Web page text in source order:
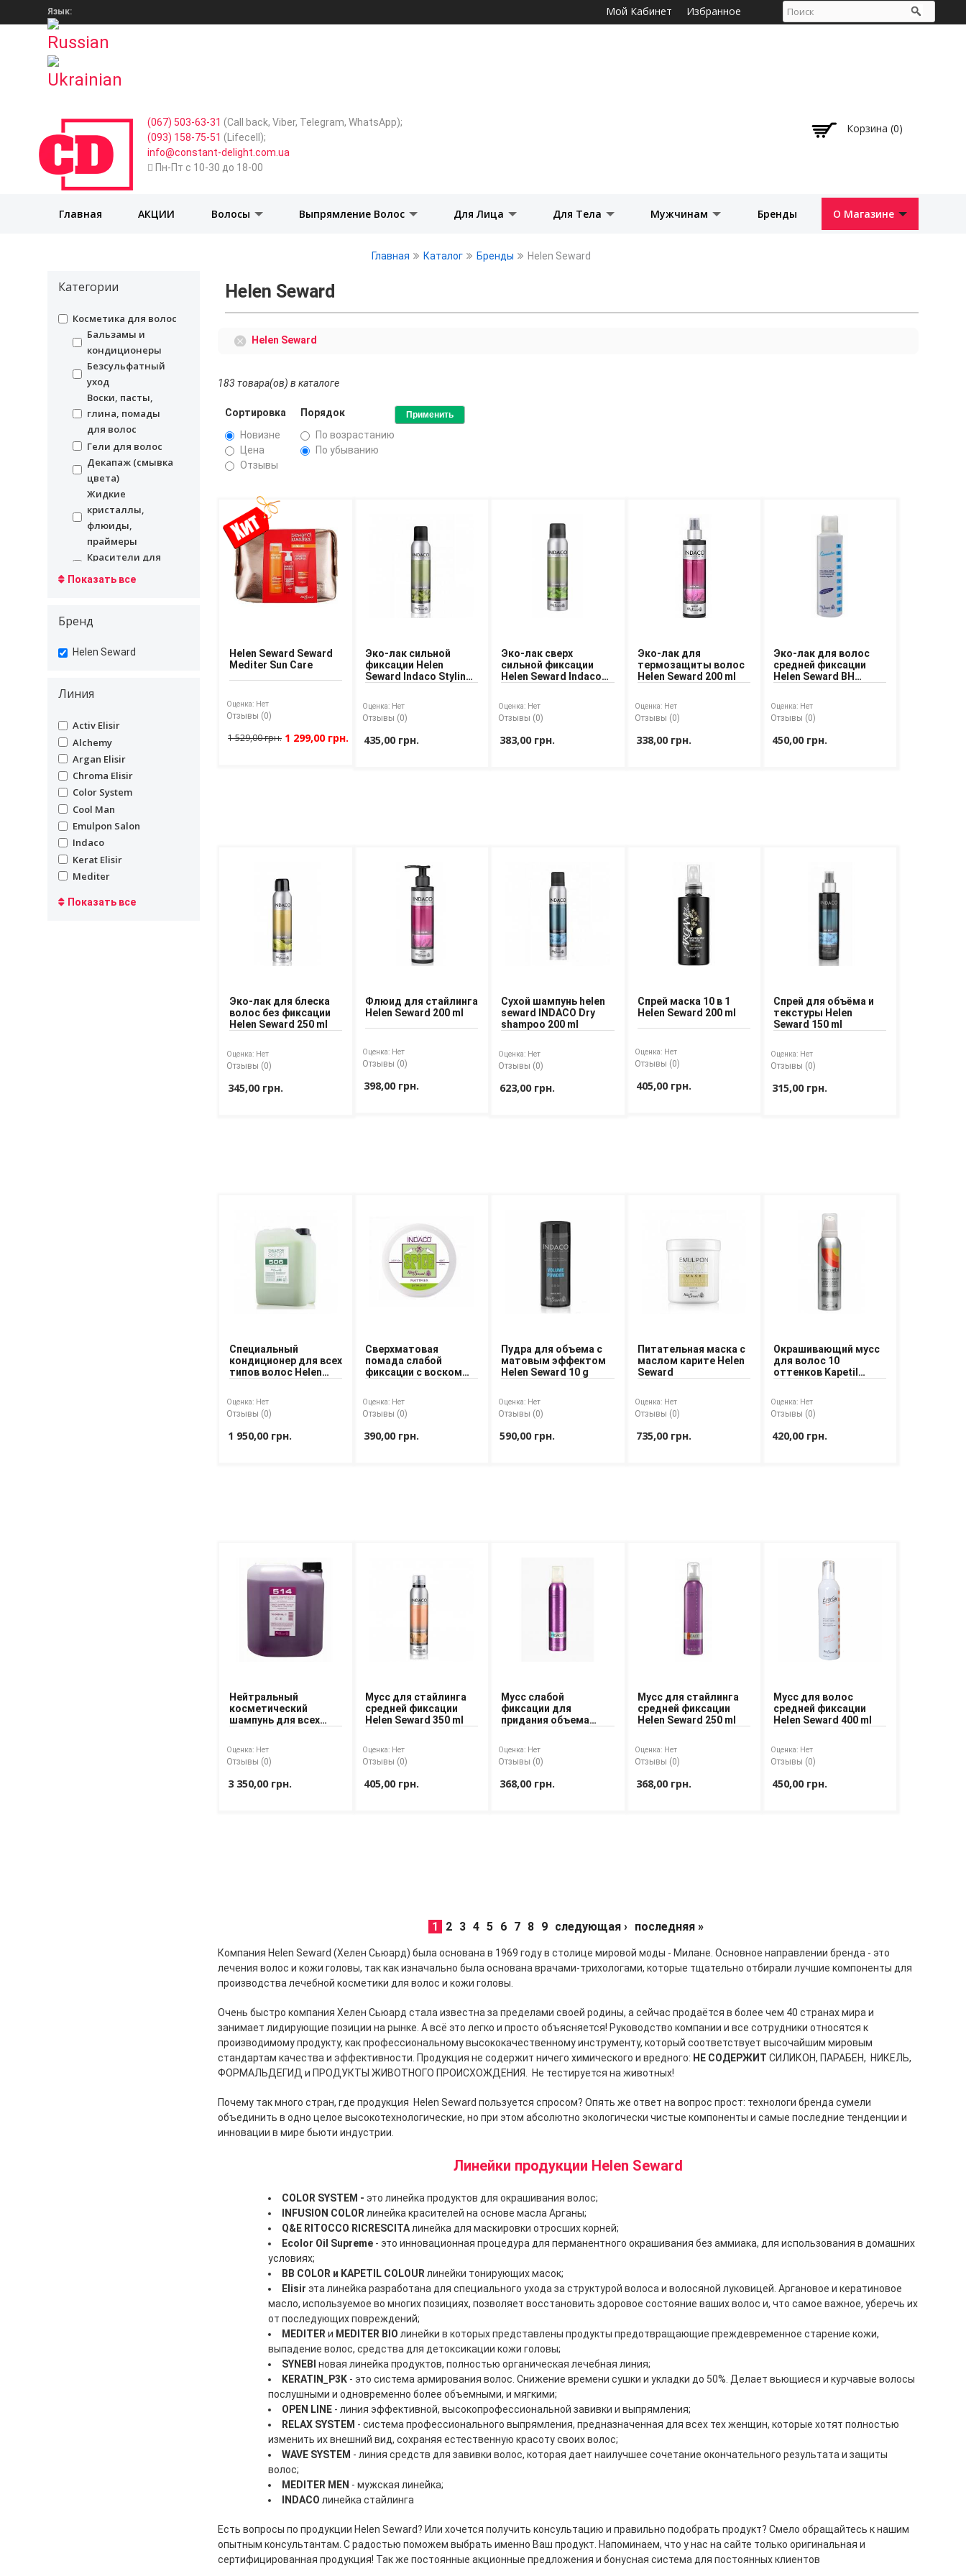
основному
Язык: Мой Кабинет Избранное
(067) 503-63-31 (Call back, Viber, Telegram, WhatsApp);
(093) 158-75-51 (Lifecell);
info@constant-delight.com.ua
Пн-Пт с 10-30 до 18-00
Корзина (0)
Главная АКЦИИ Волосы Выпрямление Волос Для Лица Для Тела Мужчинам Бренды О Магазине
Главная Каталог Бренды Helen Seward
Категории
undefined
Косметика для волос
undefined
Бальзамы и
кондиционеры
undefined
Безсульфатный
уход
undefined
Воски, пасты,
глина, помады
для волос
undefined
Гели для волос
undefined
Декапаж (смывка
цвета)
undefined
Жидкие
кристаллы,
флюиды,
праймеры
undefined
Красители для
Показать все
Бренд
undefined
Helen Seward
Линия
undefined
Activ Elisir
undefined
Alchemy
undefined
Argan Elisir
undefined
Chroma Elisir
undefined
Color System
undefined
Cool Man
undefined
Emulpon Salon
undefined
Indaco
undefined
Kerat Elisir
undefined
Mediter
Показать все
Helen Seward
Helen Seward
183 товара(ов) в каталоге
Сортировка
Новизне
Цена
Отзывы
Порядок
По возрастанию
По убыванию
Helen Seward Seward
Mediter Sun Care
Оценка: Нет
Отзывы (0)
1 529,00 грн. 1 299,00 грн.
Эко-лак сильной
фиксации Helen
Seward Indaco Styling
Оценка: Нет
Отзывы (0)
435,00 грн.
Эко-лак сверх
сильной фиксации
Helen Seward Indaco
Оценка: Нет
Отзывы (0)
383,00 грн.
Эко-лак для
термозащиты волос
Helen Seward 200 ml
Оценка: Нет
Отзывы (0)
338,00 грн.
Эко-лак для волос
средней фиксации
Helen Seward BH
Оценка: Нет
Отзывы (0)
450,00 грн.
Эко-лак для блеска
волос без фиксации
Helen Seward 250 ml
Оценка: Нет
Отзывы (0)
345,00 грн.
Флюид для стайлинга
Helen Seward 200 ml
Оценка: Нет
Отзывы (0)
398,00 грн.
Сухой шампунь helen
seward INDACO Dry
shampoo 200 ml
Оценка: Нет
Отзывы (0)
623,00 грн.
Спрей маска 10 в 1
Helen Seward 200 ml
Оценка: Нет
Отзывы (0)
405,00 грн.
Спрей для объёма и
текстуры Helen
Seward 150 ml
Оценка: Нет
Отзывы (0)
315,00 грн.
Специальный
кондиционер для всех
типов волос Helen
Оценка: Нет
Отзывы (0)
1 950,00 грн.
Сверхматовая
помада слабой
фиксации с воском
Оценка: Нет
Отзывы (0)
390,00 грн.
Пудра для объема с
матовым эффектом
Helen Seward 10 g
Оценка: Нет
Отзывы (0)
590,00 грн.
Питательная маска с
маслом карите Helen
Seward
Оценка: Нет
Отзывы (0)
735,00 грн.
Окрашивающий мусс
для волос 10
оттенков Kapetil
Оценка: Нет
Отзывы (0)
420,00 грн.
Нейтральный
косметический
шампунь для всех
Оценка: Нет
Отзывы (0)
3 350,00 грн.
Мусс для стайлинга
средней фиксации
Helen Seward 350 ml
Оценка: Нет
Отзывы (0)
405,00 грн.
Мусс слабой
фиксации для
придания объема
Оценка: Нет
Отзывы (0)
368,00 грн.
Мусс для стайлинга
средней фиксации
Helen Seward 250 ml
Оценка: Нет
Отзывы (0)
368,00 грн.
Мусс для волос
средней фиксации
Helen Seward 400 ml
Оценка: Нет
Отзывы (0)
450,00 грн.
Страницы
1 2 3 4 5 6 7 8 9 следующая › последняя »
Компания Helen Seward (Хелен Сьюард) была основана в 1969 году в столице мировой моды - Милане. Основное направлении бренда - это
лечения волос и кожи головы, так как изначально была основана врачами-трихологами, которые тщательно отбирали лучшие компоненты для
производства лечебной косметики для волос и кожи головы.
Очень быстро компания Хелен Сьюард стала известна за пределами своей родины, а сейчас продаётся в более чем 40 странах мира и
занимает лидирующие позиции на рынке. А всё это легко и просто объясняется! Руководство компании и все сотрудники относятся к
производимому продукту, как профессиональному высококачественному инструменту, который соответствует высочайшим мировым
стандартам качества и эффективности. Продукция не содержит ничего химического и вредного: НЕ СОДЕРЖИТ СИЛИКОН, ПАРАБЕН, НИКЕЛЬ,
ФОРМАЛЬДЕГИД и ПРОДУКТЫ ЖИВОТНОГО ПРОИСХОЖДЕНИЯ. Не тестируется на животных!
Почему так много стран, где продукция Helen Seward пользуется спросом? Опять же ответ на вопрос прост: технологи бренда сумели
объединить в одно целое высокотехнологические, но при этом абсолютно экологически чистые компоненты и самые последние тенденции и
инновации в мире бьюти индустрии.
Линейки продукции Helen Seward
COLOR SYSTEM -это линейка продуктов для окрашивания волос;
INFUSION COLOR​линейка красителей на основе масла Арганы;
Q&E RITOCCO RICRESCITA​линейка для маскировки отросших корней;
Ecolor Oil Supreme - это инновационная процедура для перманентного окрашивания без аммиака, для использования в домашних
условиях;
BB COLOR и KAPETIL COLOURлинейки тонирующих масок;
Elisir эта линейка разработана для специального ухода за структурой волоса и волосяной луковицей. Аргановое и кератиновое
масло, используемое во многих позициях, позволяет восстановить здоровое состояние ваших волос и, что самое важное, уберечь их
от последующих повреждений;
MEDITER и MEDITER BIO линейки в которых представлены продукты предотвращающие преждевременное старение кожи,
выпадение волос, средства для детоксикации кожи головы;
SYNEBIновая линейка продуктов, полностью органическая лечебная линия;
KERATIN_P3K - это система армирования волос. Снижение времени сушки и укладки до 50%. Делает вьющиеся и курчавые волосы
послушными и одновременно более объемными, и мягкими;
OPEN LINE - линия эффективной, высокопрофессиональной завивки и выпрямления;
RELAX SYSTEM - система профессионального выпрямления, предназначенная для всех тех женщин, которые хотят полностью
изменить их внешний вид, сохраняя естественную красоту своих волос;
WAVE SYSTEM - линия средств для завивки волос, которая дает наилучшее сочетание окончательного результата и защиты
волос;
MEDITER MEN - мужская линейка;
INDACO линейка стайлинга
Есть вопросы по продукции Helen Seward? Или хочется получить консультацию и правильно подобрать продукт? Смело обращайтесь к нашим
опытным консультантам. С радостью поможем выбрать именно Ваш продукт. Напоминаем, что у нас на сайте только оригинальная и
сертифицированная продукция! Так же постоянные акционные предложения и бонусная система для постоянных клиентов